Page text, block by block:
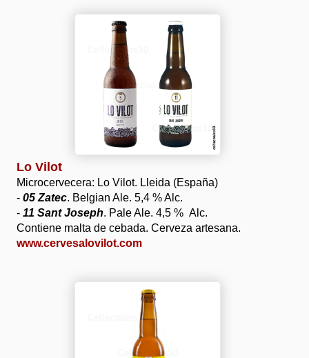
Lo Vilot
Microcervecera: Lo Vilot. Lleida (España)
- 05 Zatec. Belgian Ale. 5,4 % Alc.
- 11 Sant Joseph. Pale Ale. 4,5 % Alc.
Contiene malta de cebada. Cerveza artesana.
www.cervesalovilot.com